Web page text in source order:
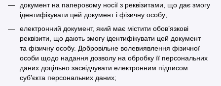
документ на паперовому носії з реквізитами, що дає змогу
ідентифікувати цей документ і фізичну особу;
електронний документ, який має містити обов’язкові
реквізити, що дають змогу ідентифікувати цей документ
та фізичну особу. Добровільне волевиявлення фізичної
особи щодо надання дозволу на обробку її персональних
даних доцільно засвідчувати електронним підписом
суб’єкта персональних даних;